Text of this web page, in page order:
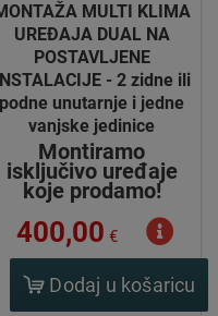
MULTI KLIMA
UREĐAJA DUAL NA
POSTAVLJENE
INSTALACIJE - 2 zidne ili
podne unutarnje i jedne
vanjske jedinice
Montiramo
isključivo uređaje
koje prodamo!
400,00 €
Dodaj u košaricu